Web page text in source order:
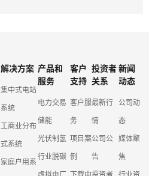
解决方案
集中式电站
系统
工商业分布
式系统
家庭户用系
产品和
服务
电力交易
储能
光伏制氢
行业脱碳
虚拟电厂
客户
支持
客户服
务
项目案
例
下载中
投资者
关系
最新行
情
公司公
告
投资者
新闻
动态
公司动
态
媒体聚
焦
行业资